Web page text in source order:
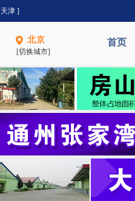
天津 ]
北京
[切换城市]
首页